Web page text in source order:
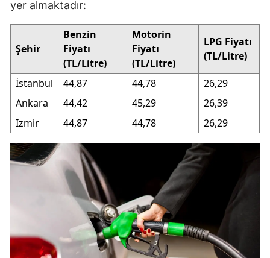
yer almaktadır:
Şehir
Benzin
Fiyatı
(TL/Litre)
Motorin
Fiyatı
(TL/Litre)
LPG Fiyatı
(TL/Litre)
İstanbul 44,87 44,78
26,29
Ankara
44,42 45,29
26,39
Izmir
44,87 44,78 26,29